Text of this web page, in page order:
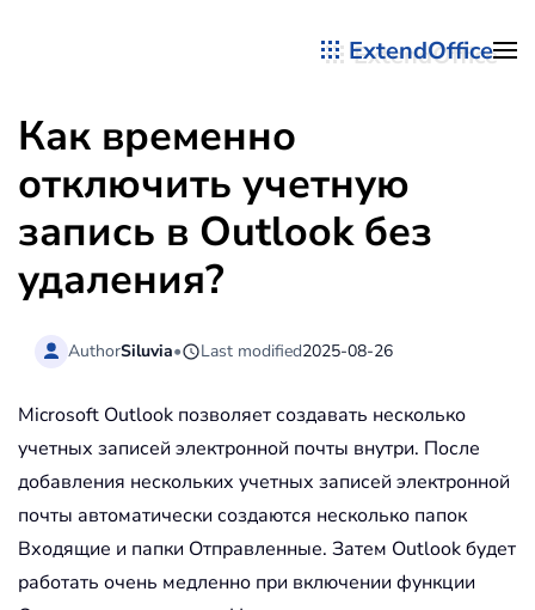
ExtendOffice
Как временно
отключить учетную
запись в Outlook без
удаления?
AuthorSiluvia• Last modified2025-08-26
Microsoft Outlook позволяет создавать несколько
учетных записей электронной почты внутри. После
добавления нескольких учетных записей электронной
почты автоматически создаются несколько папок
Входящие и папки Отправленные. Затем Outlook будет
работать очень медленно при включении функции